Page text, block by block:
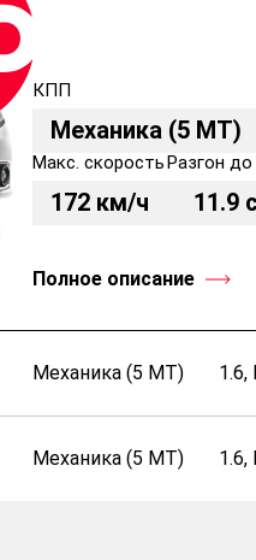
КПП
Механика (5 MT)
Макс. скорость
172 км/ч
Разгон до
11.9 с
Полное описание
Механика (5 MT) 1.6,
Механика (5 MT) 1.6,